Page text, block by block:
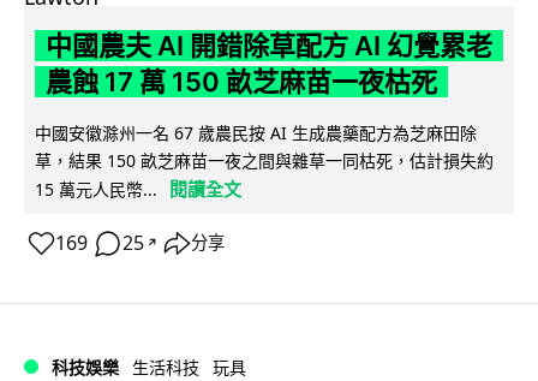
中國農夫 AI 開錯除草配方 AI 幻覺累老
農蝕 17 萬 150 畝芝麻苗一夜枯死
中國安徽滁州一名 67 歲農民按 AI 生成農藥配方為芝麻田除
草，結果 150 畝芝麻苗一夜之間與雜草一同枯死，估計損失約
15 萬元人民幣...
閱讀全文
169 25 ↗ 分享
科技娛樂 生活科技 玩具